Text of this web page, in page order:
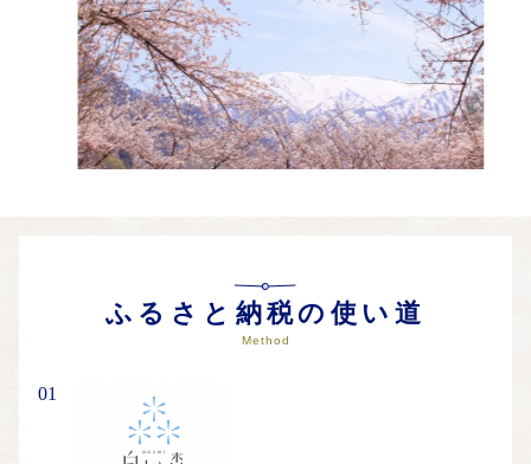
涼しげに佇む白い森。
この２つの白を引き立てるのが
濃く、淡く、ピンク色に咲き乱れる石楠花
エメラルドグリーンにきらめく川
赤やオレンジに染め尽くされた紅葉のパノラマ
黄金色にかがやく大銀杏
どこまでも澄んだ空気のなか
白いキャンバスと天然の絵の具がつくりだす
いまどんな表情をしているでしょうか。
ふるさと納税の使い道
Method
01